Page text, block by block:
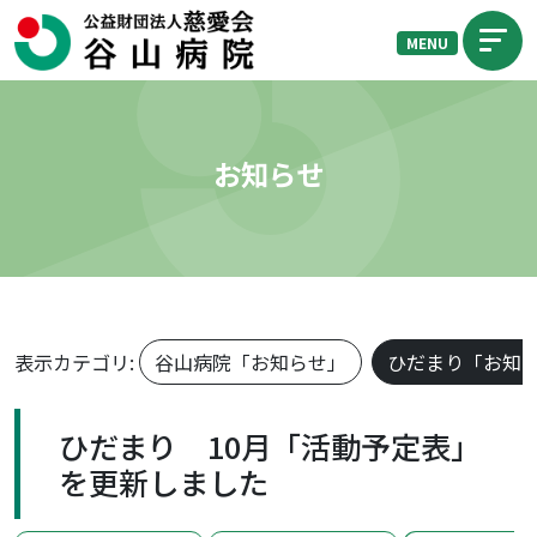
MENU
お知らせ
表示カテゴリ: 谷山病院「お知らせ」 ひだまり「お知
ひだまり 10月「活動予定表」
を更新しました